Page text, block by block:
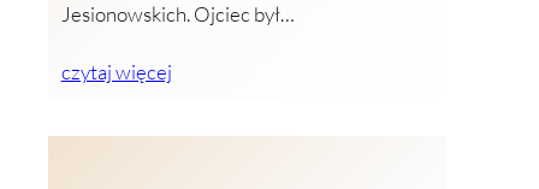
Jesionowskich. Ojciec był…
czytaj więcej